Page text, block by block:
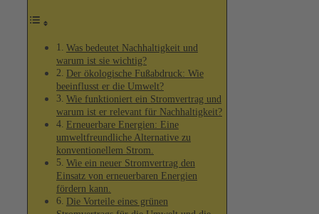
Was bedeutet Nachhaltigkeit und
warum ist sie wichtig?
Der ökologische Fußabdruck: Wie
beeinflusst er die Umwelt?
Wie funktioniert ein Stromvertrag und
warum ist er relevant für Nachhaltigkeit?
Erneuerbare Energien: Eine
umweltfreundliche Alternative zu
konventionellem Strom.
Wie ein neuer Stromvertrag den
Einsatz von erneuerbaren Energien
fördern kann.
Die Vorteile eines grünen